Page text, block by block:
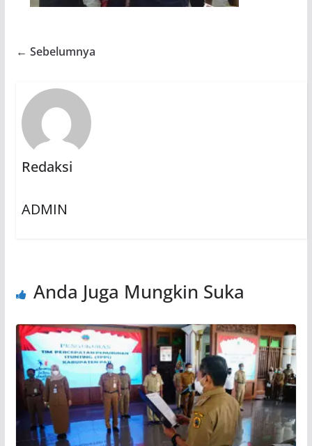
← Sebelumnya
Redaksi
ADMIN
Anda Juga Mungkin Suka